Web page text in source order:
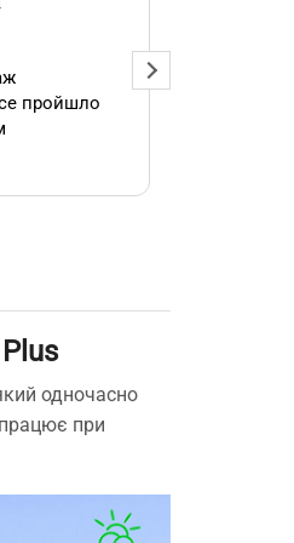
пройшло
одночасно
при